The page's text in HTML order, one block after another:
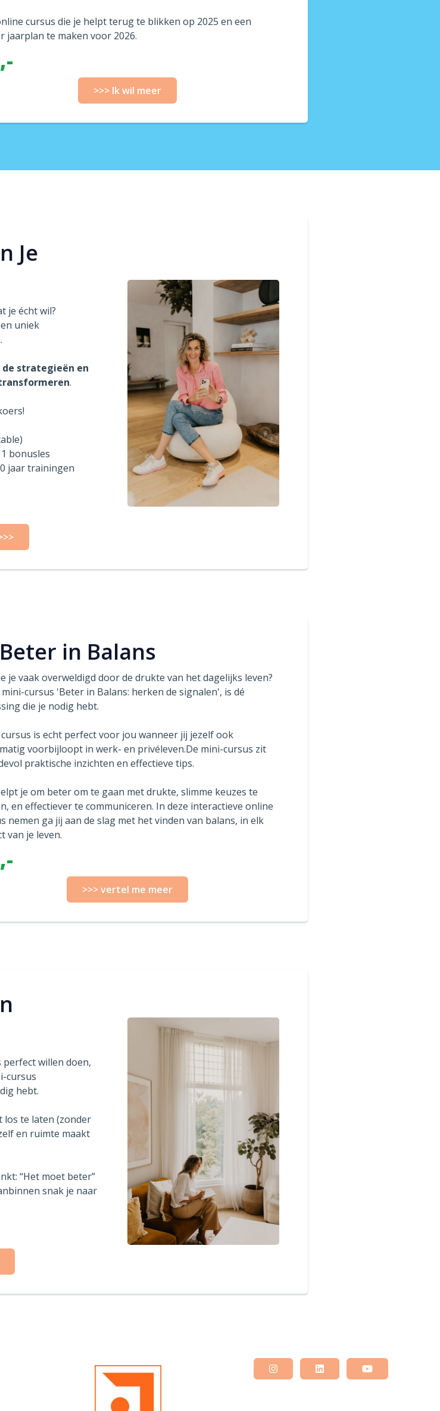
cursus die je helpt terug te blikken op 2025 en een
jaarplan te maken voor 2026.
>>> Ik wil meer
Je
je écht wil?
uniek
strategieën en
.
bonusles
jaar trainingen
in Balans
je vaak overweldigd door de drukte van het dagelijks leven?
mini-cursus 'Beter in Balans: herken de signalen', is dé
die je nodig hebt.
cursus is echt perfect voor jou wanneer jij jezelf ook
voorbijloopt in werk- en privéleven.De mini-cursus zit
praktische inzichten en effectieve tips.
je om beter om te gaan met drukte, slimme keuzes te
en effectiever te communiceren. In deze interactieve online
nemen ga jij aan de slag met het vinden van balans, in elk
van je leven.
>>> vertel me meer
willen doen,
cursus
hebt.
los te laten (zonder
en ruimte maakt
“Het moet beter”
snak je naar